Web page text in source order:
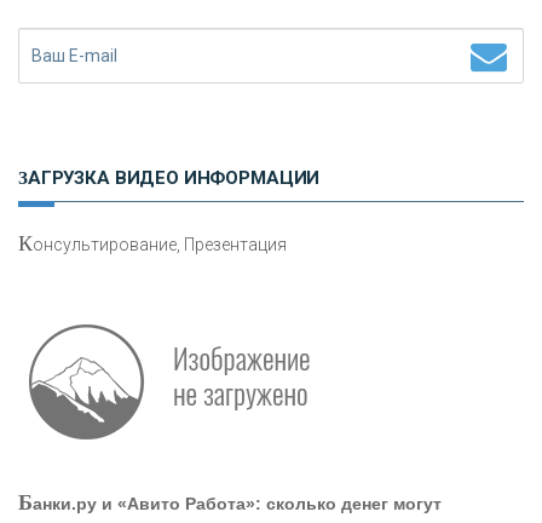
Работа мечты. Что банки делают для того, чтобы
привлечь и удержать персонал - «Интервью»
ЗАГРУЗКА ВИДЕО ИНФОРМАЦИИ
Консультирование, Презентация
Банки.ру и «Авито Работа»: сколько денег могут